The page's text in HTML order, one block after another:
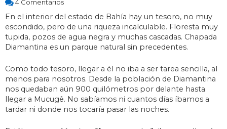
4 Comentarios
En el interior del estado de Bahía hay un tesoro, no muy
escondido, pero de una riqueza incalculable. Floresta muy
tupida, pozos de agua negra y muchas cascadas. Chapada
Diamantina es un parque natural sin precedentes.
Como todo tesoro, llegar a él no iba a ser tarea sencilla, al
menos para nosotros. Desde la población de Diamantina
nos quedaban aún 900 quilómetros por delante hasta
llegar a Mucugê. No sabíamos ni cuantos días íbamos a
tardar ni donde nos tocaría pasar las noches.